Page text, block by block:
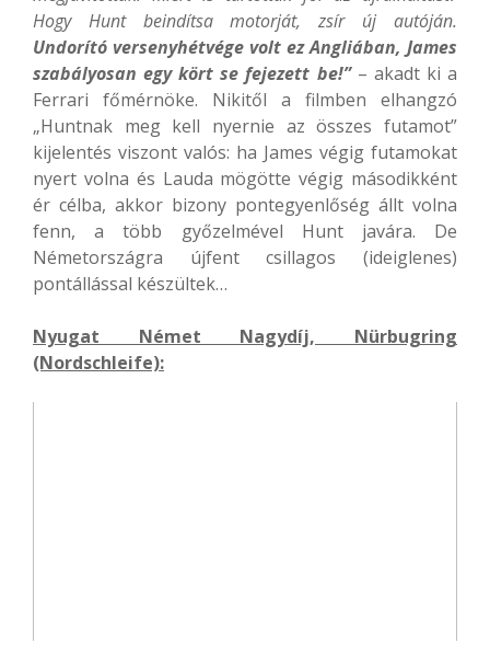
Hogy Hunt beindítsa motorját, zsír új autóján.
Undorító versenyhétvége volt ez Angliában, James
szabályosan egy kört se fejezett be!”– akadt ki a
Ferrari főmérnöke. Nikitől a filmben elhangzó
„Huntnak meg kell nyernie az összes futamot”
kijelentés viszont valós: ha James végig futamokat
nyert volna és Lauda mögötte végig másodikként
ér célba, akkor bizony pontegyenlőség állt volna
fenn, a több győzelmével Hunt javára. De
Németországra újfent csillagos (ideiglenes)
pontállással készültek…
Nyugat Német Nagydíj, Nürbugring
(Nordschleife):